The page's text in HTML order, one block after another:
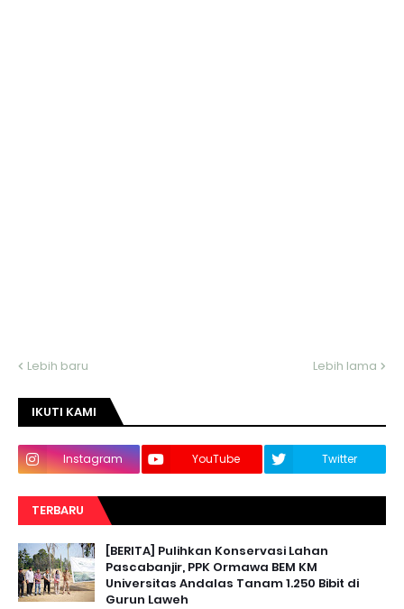
Lebih baru Lebih lama
IKUTI KAMI
Instagram YouTube Twitter
TERBARU
[BERITA] Pulihkan Konservasi Lahan
Pascabanjir, PPK Ormawa BEM KM
Universitas Andalas Tanam 1.250 Bibit di
Gurun Laweh